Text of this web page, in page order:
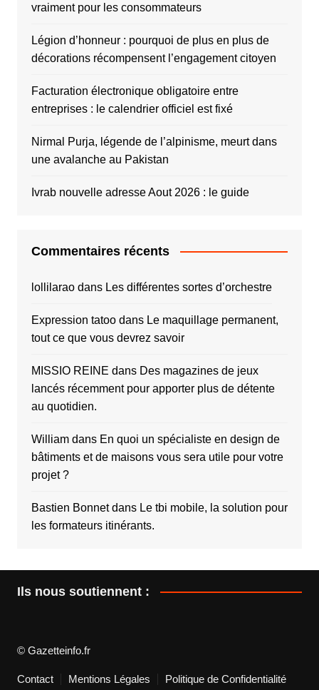
vraiment pour les consommateurs
Légion d’honneur : pourquoi de plus en plus de
décorations récompensent l’engagement citoyen
Facturation électronique obligatoire entre
entreprises : le calendrier officiel est fixé
Nirmal Purja, légende de l’alpinisme, meurt dans
une avalanche au Pakistan
Ivrab nouvelle adresse Aout 2026 : le guide
Commentaires récents
lollilaraodans Les différentes sortes d’orchestre
Expression tatoodans Le maquillage permanent,
tout ce que vous devrez savoir
MISSIO REINE dans Des magazines de jeux
lancés récemment pour apporter plus de détente
au quotidien.
Williamdans En quoi un spécialiste en design de
bâtiments et de maisons vous sera utile pour votre
projet ?
Bastien Bonnetdans Le tbi mobile, la solution pour
les formateurs itinérants.
Ils nous soutiennent :
© Gazetteinfo.fr
Contact Mentions Légales Politique de Confidentialité